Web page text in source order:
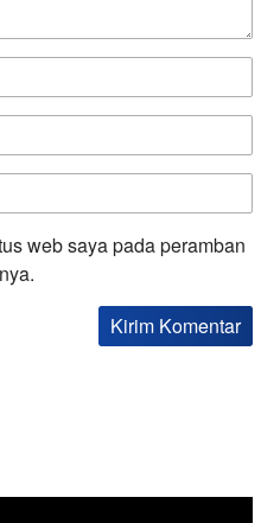
web saya pada peramban